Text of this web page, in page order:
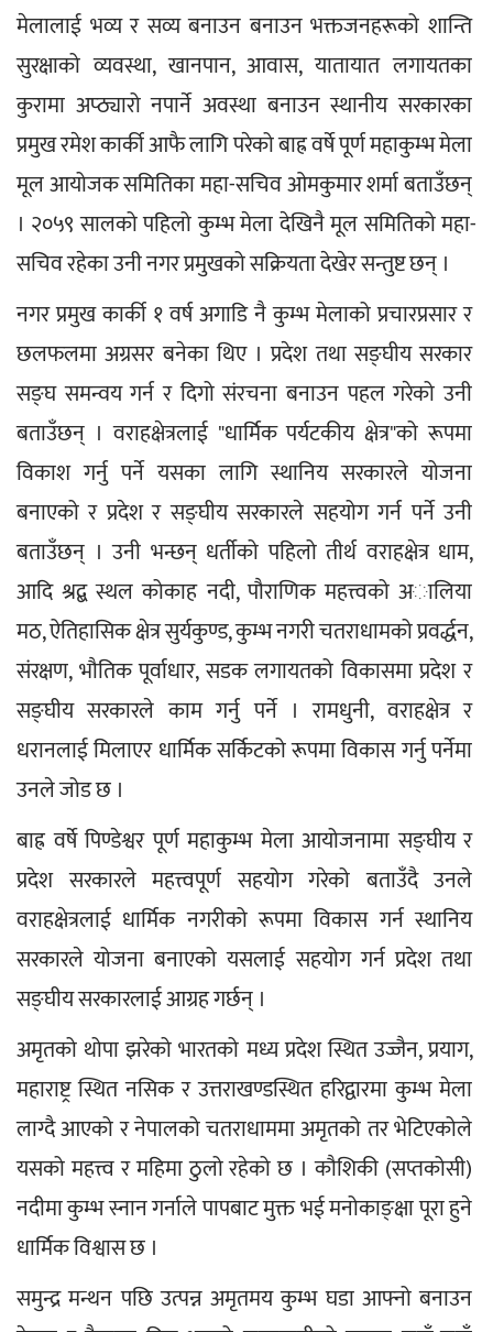
मेलालाई भव्य र सव्य बनाउन बनाउन भक्तजनहरूको शान्ति
सुरक्षाको व्यवस्था, खानपान, आवास, यातायात लगायतका
कुरामा अप्ठ्यारो नपार्ने अवस्था बनाउन स्थानीय सरकारका
प्रमुख रमेश कार्की आफै लागि परेको बाह्र वर्षे पूर्ण महाकुम्भ मेला
मूल आयोजक समितिका महा-सचिव ओमकुमार शर्मा बताउँछन्
। २०५९ सालको पहिलो कुम्भ मेला देखिनै मूल समितिको महा-
सचिव रहेका उनी नगर प्रमुखको सक्रियता देखेर सन्तुष्ट छन् ।
नगर प्रमुख कार्की १ वर्ष अगाडि नै कुम्भ मेलाको प्रचारप्रसार र
छलफलमा अग्रसर बनेका थिए । प्रदेश तथा सङ्घीय सरकार
सङ्घ समन्वय गर्न र दिगो संरचना बनाउन पहल गरेको उनी
बताउँछन् । वराहक्षेत्रलाई "धार्मिक पर्यटकीय क्षेत्र"को रूपमा
विकाश गर्नु पर्ने यसका लागि स्थानिय सरकारले योजना
बनाएको र प्रदेश र सङ्घीय सरकारले सहयोग गर्न पर्ने उनी
बताउँछन् । उनी भन्छन् धर्तीको पहिलो तीर्थ वराहक्षेत्र धाम,
आदि श्रद्ब स्थल कोकाह नदी, पौराणिक महत्त्वको अालिया
मठ, ऐतिहासिक क्षेत्र सुर्यकुण्ड, कुम्भ नगरी चतराधामको प्रवर्द्धन,
संरक्षण, भौतिक पूर्वाधार, सडक लगायतको विकासमा प्रदेश र
सङ्घीय सरकारले काम गर्नु पर्ने । रामधुनी, वराहक्षेत्र र
धरानलाई मिलाएर धार्मिक सर्किटको रूपमा विकास गर्नु पर्नेमा
उनले जोड छ ।
बाह्र वर्षे पिण्डेश्वर पूर्ण महाकुम्भ मेला आयोजनामा सङ्घीय र
प्रदेश सरकारले महत्त्वपूर्ण सहयोग गरेको बताउँदै उनले
वराहक्षेत्रलाई धार्मिक नगरीको रूपमा विकास गर्न स्थानिय
सरकारले योजना बनाएको यसलाई सहयोग गर्न प्रदेश तथा
सङ्घीय सरकारलाई आग्रह गर्छन् ।
अमृतको थोपा झरेको भारतको मध्य प्रदेश स्थित उज्जैन, प्रयाग,
महाराष्ट्र स्थित नसिक र उत्तराखण्डस्थित हरिद्वारमा कुम्भ मेला
लाग्दै आएको र नेपालको चतराधाममा अमृतको तर भेटिएकोले
यसको महत्त्व र महिमा ठुलो रहेको छ । कौशिकी (सप्तकोसी)
नदीमा कुम्भ स्नान गर्नाले पापबाट मुक्त भई मनोकाङ्क्षा पूरा हुने
धार्मिक विश्वास छ ।
समुन्द्र मन्थन पछि उत्पन्न अमृतमय कुम्भ घडा आफ्नो बनाउन